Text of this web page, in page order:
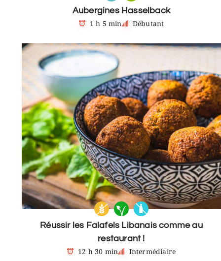
Aubergines Hasselback
1 h 5 min
Débutant
Réussir les Falafels Libanais comme au
restaurant !
12 h 30 min
Intermédiaire